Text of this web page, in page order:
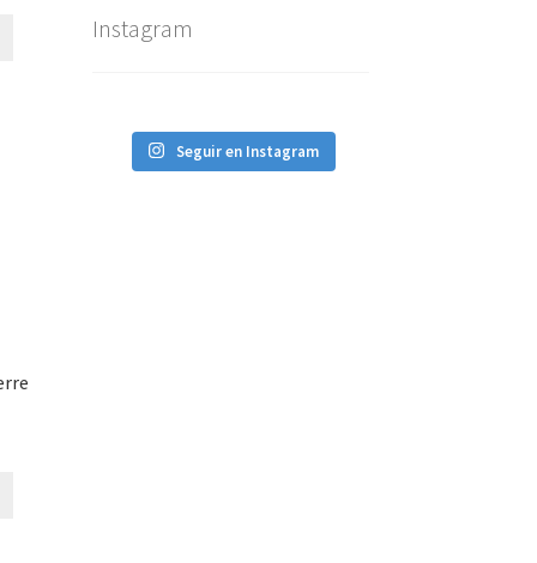
Instagram
Seguir en Instagram